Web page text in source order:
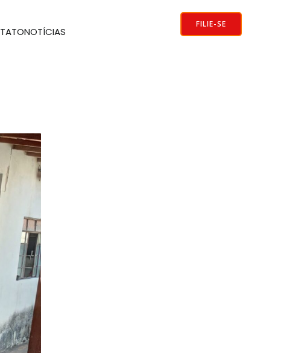
NOTÍCIAS
FILIE-SE